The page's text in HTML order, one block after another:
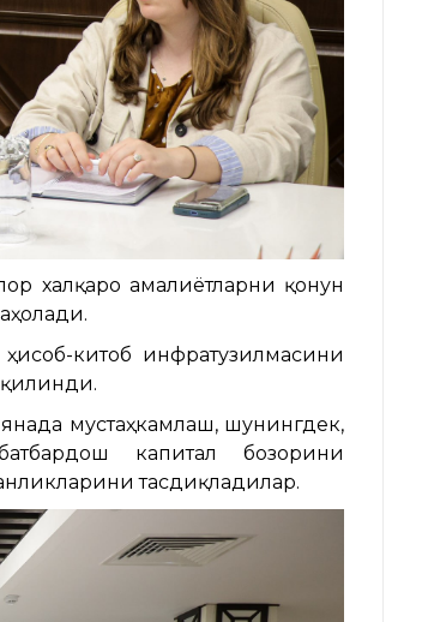
халқаро амалиётларни қонун
китоб инфратузилмасини
мустаҳкамлаш, шунингдек,
капитал бозорини
тасдиқладилар.